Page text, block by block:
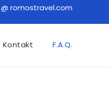
romostravel.com
Kontakt F.A.Q.